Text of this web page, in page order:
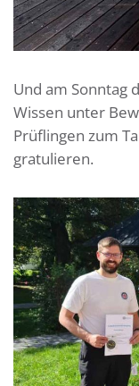
Und am Sonntag
Wissen unter
Prüflingen zum
gratulieren.